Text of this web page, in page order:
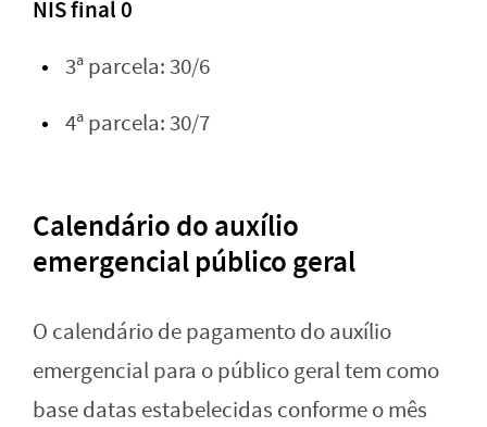
NIS final 0
3ª parcela: 30/6
4ª parcela: 30/7
Calendário do auxílio
emergencial público geral
O calendário de pagamento do auxílio
emergencial para o público geral tem como
base datas estabelecidas conforme o mês